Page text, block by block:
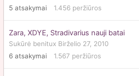
5 atsakymai 1.456 peržiūros
Zara, XDYE, Stradivarius nauji batai
Sukūrė benitux Birželio 27, 2010
6 atsakymai 1.567 peržiūros